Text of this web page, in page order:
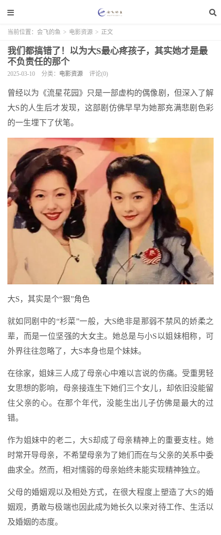
当前位置： 会飞的鱼 > 电影资源 > 正文
我们都搞错了！以为大S最心疼孩子，其实她才是最
不负责任的那个
2025-03-10 分类： 电影资源 评论(0)
曾经以为《流星花园》只是一部虚构的偶像剧，但深入了解
大S的人生后才发现，这部剧仿佛早早为她那充满悲剧色彩
的一生埋下了伏笔。
大S，其实是个“狠”角色
就如同剧中的“杉菜”一般，大S绝非是那弱不禁风的娇柔之
辈，而是一位坚强的大女主。她总是与小S以姐妹相称，可
外界往往忽略了，大S本身也是个妹妹。
在徐家，姐妹三人成了母亲心中难以言说的伤痛。受重男轻
女思想的影响，母亲接连生下她们三个女儿，却依旧没能留
住父亲的心。在那个年代，没能生出儿子仿佛是最大的过
错。
作为姐妹中的老二，大S却成了母亲精神上的重要支柱。她
时常开导母亲，不希望母亲为了她们而在与父亲的关系中委
曲求全。然而，相对懦弱的母亲始终未能实现精神独立。
父母的婚姻观以及相处方式，在很大程度上塑造了大S的婚
姻观，勇敢与极端也因此成为她长久以来对待工作、生活以
及婚姻的态度。